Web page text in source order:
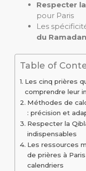
Respecter
pour Paris
Les
du Ramadan
Table of
Les cinq prières
comprendre leur
Méthodes de
: précision et
Respecter la
indispensables
Les ressources
de prières à
calendriers